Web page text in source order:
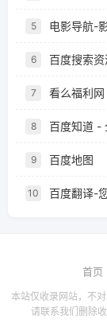
5 电影导航-
6 百度搜索
7
8 百度知道 -
9 百度地图
10 百度翻译-
首页
本站仅收录网站，不
请联系我们删除收